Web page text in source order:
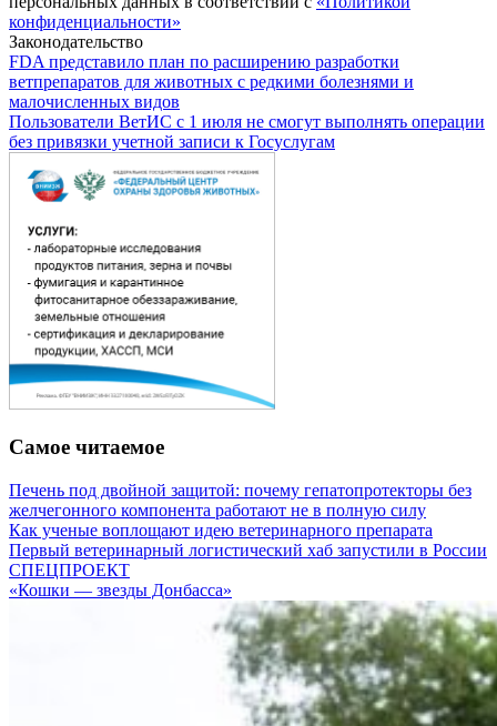
конфиденциальности»
Законодательство
FDA представило план по расширению разработки
ветпрепаратов для животных с редкими болезнями и
малочисленных видов
Пользователи ВетИС с 1 июля не смогут выполнять операции
без привязки учетной записи к Госуслугам
Самое читаемое
Печень под двойной защитой: почему гепатопротекторы без
желчегонного компонента работают не в полную силу
Как ученые воплощают идею ветеринарного препарата
Первый ветеринарный логистический хаб запустили в России
СПЕЦПРОЕКТ
«Кошки — звезды Донбасса»